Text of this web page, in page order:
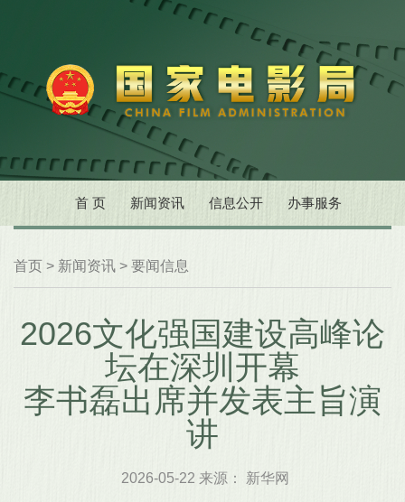
首 页 新闻资讯 信息公开 办事服务
首页 > 新闻资讯 > 要闻信息
2026文化强国建设高峰论
坛在深圳开幕
李书磊出席并发表主旨演
讲
2026-05-22 来源： 新华网